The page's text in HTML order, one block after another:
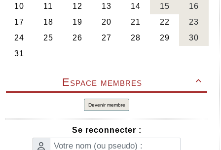

Espace membres
Devenir membre
Se reconnecter :